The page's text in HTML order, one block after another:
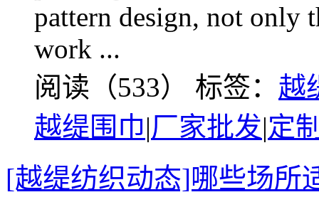
pattern design, not only
work ...
阅读（533） 标签： 越
越缇围巾|厂家批发|定
[越缇纺织动态]哪些场所